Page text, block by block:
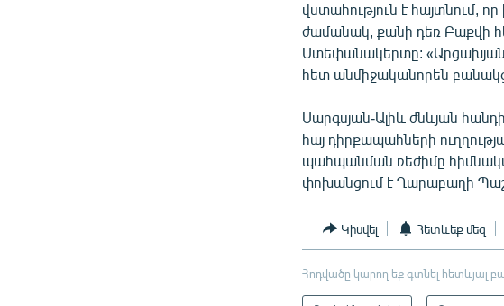
վստահություն է հայտնում,
ժամանակ, քանի դեռ Բաքվի
Ստեփանակերտը: «Արցախյան
հետ անմիջականորեն
Սարգսյան-Ալիև ժնևյան
հայ դիրքապահների
պահպանման ռեժիմը
փոխանցում է Ղարաբաղի
Կիսվել Հետևեք մեզ
Հոդվածը կարող եք գտնել հետևյալ